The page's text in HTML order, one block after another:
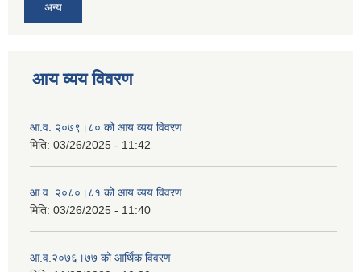
अन्य
आय व्यय विवरण
आ.व. २०७९।८० को आय व्यय विवरण
मिति: 03/26/2025 - 11:42
आ.व. २०८०।८१ को आय व्यय विवरण
मिति: 03/26/2025 - 11:40
आ.व.२०७६।७७ को आर्थिक विवरण